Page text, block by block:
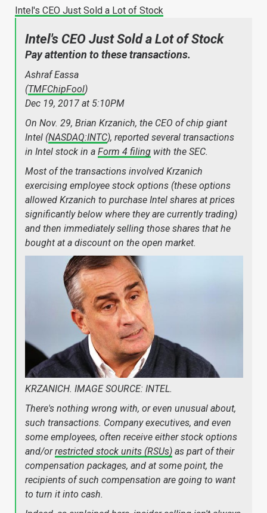
Intel's CEO Just Sold a Lot of Stock
Intel's CEO Just Sold a Lot of Stock
Pay attention to these transactions.
Ashraf Eassa
(TMFChipFool)
Dec 19, 2017 at 5:10PM
On Nov. 29, Brian Krzanich, the CEO of chip giant
Intel (NASDAQ:INTC), reported several transactions
in Intel stock in a Form 4 filing with the SEC.
Most of the transactions involved Krzanich
exercising employee stock options (these options
allowed Krzanich to purchase Intel shares at prices
significantly below where they are currently trading)
and then immediately selling those shares that he
bought at a discount on the open market.
KRZANICH. IMAGE SOURCE: INTEL.
There's nothing wrong with, or even unusual about,
such transactions. Company executives, and even
some employees, often receive either stock options
and/orrestricted stock units (RSUs) as part of their
compensation packages, and at some point, the
recipients of such compensation are going to want
to turn it into cash.